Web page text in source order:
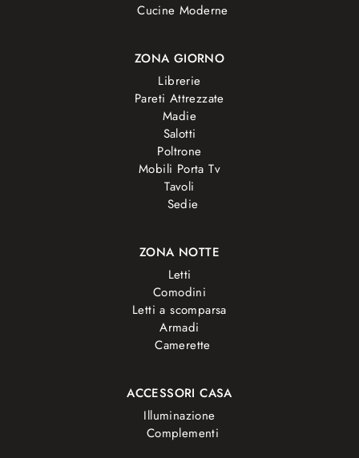
Cucine Moderne
ZONA GIORNO
Librerie
Pareti Attrezzate
Madie
Salotti
Poltrone
Mobili Porta Tv
Tavoli
Sedie
ZONA NOTTE
Letti
Comodini
Letti a scomparsa
Armadi
Camerette
ACCESSORI CASA
Illuminazione
Complementi